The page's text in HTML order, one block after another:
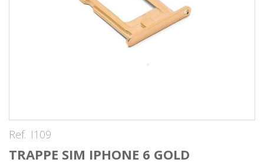
Ref. I109
TRAPPE SIM IPHONE 6 GOLD